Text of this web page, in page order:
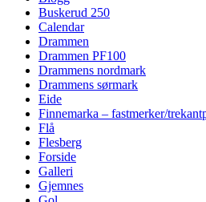
Buskerud 250
Calendar
Drammen
Drammen PF100
Drammens nordmark
Drammens sørmark
Eide
Finnemarka – fastmerker/
Flå
Flesberg
Forside
Galleri
Gjemnes